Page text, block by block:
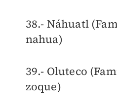
38.- Náhuatl
nahua)
39.- Oluteco
zoque)